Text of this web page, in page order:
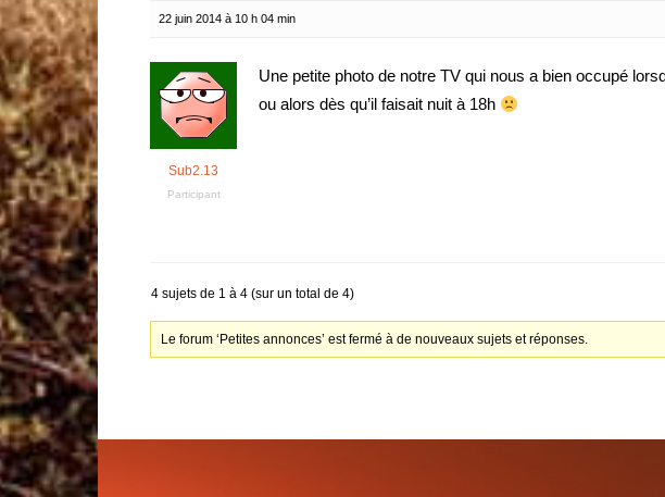
22 juin 2014 à 10 h 04 min
Sub2.13
Participant
Une petite photo de notre TV qui nous a bien occupé
ou alors dès qu’il faisait nuit à 18h
4 sujets de 1 à 4 (sur un total de 4)
Le forum ‘Petites annonces’ est fermé à de nouveaux sujets et réponses.